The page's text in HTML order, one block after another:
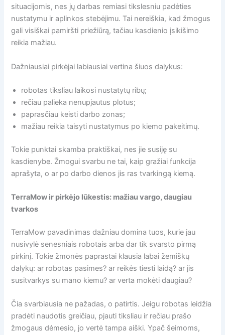
situacijomis, nes jų darbas remiasi tikslesniu padėties
nustatymu ir aplinkos stebėjimu. Tai nereiškia, kad žmogus
gali visiškai pamiršti priežiūrą, tačiau kasdienio įsikišimo
reikia mažiau.
Dažniausiai pirkėjai labiausiai vertina šiuos dalykus:
robotas tiksliau laikosi nustatytų ribų;
rečiau palieka nenupjautus plotus;
paprasčiau keisti darbo zonas;
mažiau reikia taisyti nustatymus po kiemo pakeitimų.
Tokie punktai skamba praktiškai, nes jie susiję su
kasdienybe. Žmogui svarbu ne tai, kaip gražiai funkcija
aprašyta, o ar po darbo dienos jis ras tvarkingą kiemą.
TerraMow ir pirkėjo lūkestis: mažiau vargo, daugiau
tvarkos
TerraMow pavadinimas dažniau domina tuos, kurie jau
nusivylė senesniais robotais arba dar tik svarsto pirmą
pirkinį. Tokie žmonės paprastai klausia labai žemiškų
dalykų: ar robotas pasimes? ar reikės tiesti laidą? ar jis
susitvarkys su mano kiemu? ar verta mokėti daugiau?
Čia svarbiausia ne pažadas, o patirtis. Jeigu robotas leidžia
pradėti naudotis greičiau, pjauti tiksliau ir rečiau prašo
žmogaus dėmesio, jo vertė tampa aiški. Ypač šeimoms,